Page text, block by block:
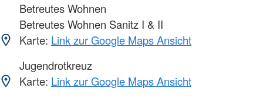
Betreutes Wohnen
Betreutes Wohnen Sanitz I & II
Karte: Link zur Google Maps Ansicht
Jugendrotkreuz
Karte: Link zur Google Maps Ansicht